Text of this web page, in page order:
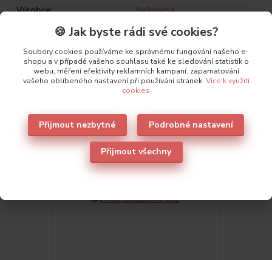
Výrobce Bellissima
Také doporučujeme
🍪 Jak byste rádi své cookies?
Soubory cookies používáme ke správnému fungování našeho e-
shopu a v případě vašeho souhlasu také ke sledování statistik o
webu, měření efektivity reklamních kampaní, zapamatování
vašeho oblíbeného nastavení při používání stránek. Více k využití
cookies
Přijmout nezbytné Podrobné nastavení
Přijmout všechny